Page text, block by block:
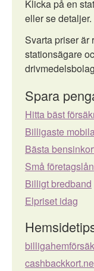
Klicka på en
eller se detaljer.
Svarta priser är
stationsägare
Spara
Hitta bäst
Billigaste
Bästa
Små företagslån
Billigt bredband
Elpriset idag